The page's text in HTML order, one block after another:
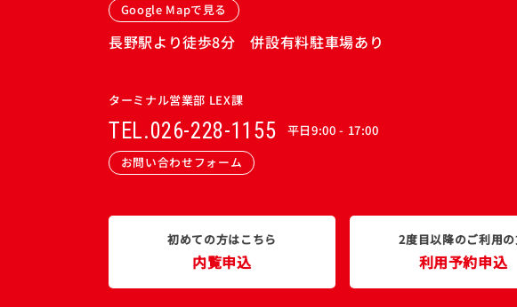
Google Mapで見る
長野駅より徒歩8分 併設有料駐車場あり
ターミナル営業部 LEX課
TEL.026-228-1155
平日9:00 - 17:00
お問い合わせフォーム
初めての方はこちら
内覧申込
2度目以降のご利用
利用予約申込